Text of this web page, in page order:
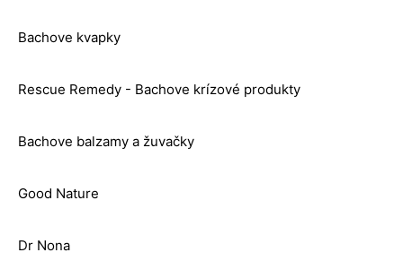
Bachove kvapky
Rescue Remedy - Bachove krízové produkty
Bachove balzamy a žuvačky
Good Nature
Dr Nona